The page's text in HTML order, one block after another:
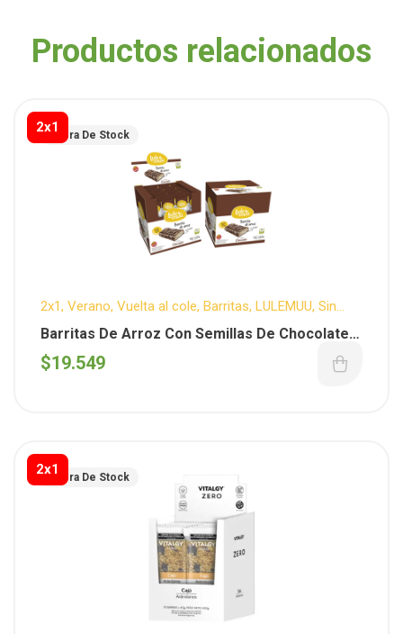
Productos relacionados
2x1Fuera De Stock
2x1, Verano, Vuelta al cole, Barritas, LULEMUU, Sin
T.A.C.C.,Snack Dulce
Barritas De Arroz Con Semillas De Chocolate
Negro x 20 Unidades (Lulemuu)
$19.549
2x1Fuera De Stock